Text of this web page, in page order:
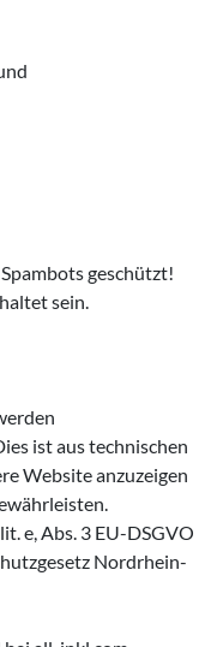
geschützt!
sein.
ist aus technischen
Website anzuzeigen
e, Abs. 3 EU-DSGVO
Nordrhein-